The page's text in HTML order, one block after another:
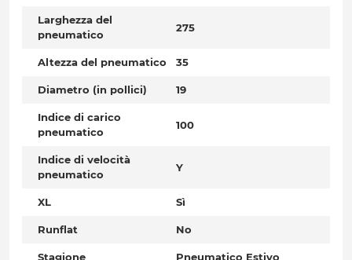
Larghezza del
pneumatico
275
Altezza del pneumatico 35
Diametro (in pollici) 19
Indice di carico
pneumatico
100
Indice di velocità
pneumatico
Y
XL Sì
Runflat No
Stagione Pneumatico Estivo